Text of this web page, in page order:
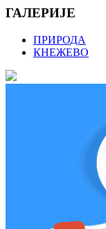
ГАЛЕРИЈЕ
ПРИРОДА
КНЕЖЕВО